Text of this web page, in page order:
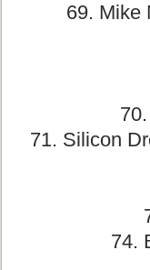
69. Mike
71. Silicon
74.